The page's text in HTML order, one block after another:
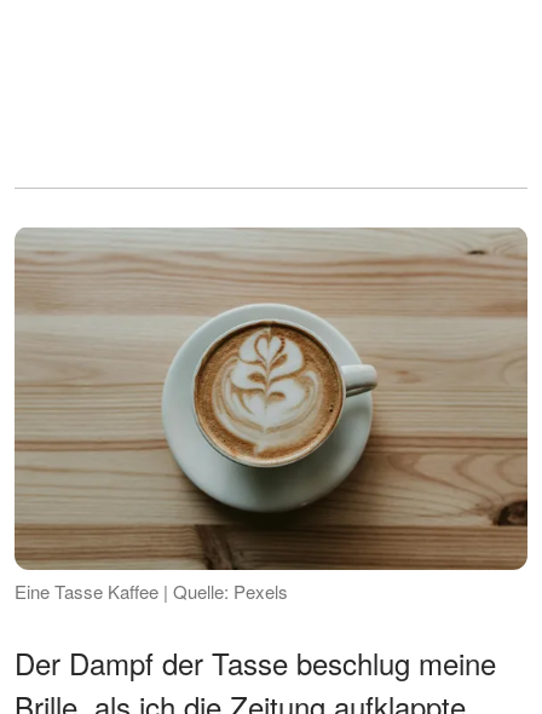
Eine Tasse Kaffee | Quelle: Pexels
Der Dampf der Tasse beschlug meine